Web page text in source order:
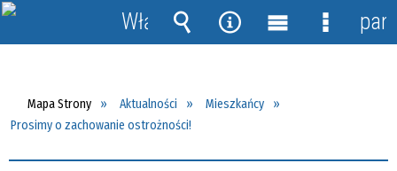
Mapa Strony Aktualności
Mieszkańcy
Prosimy o zachowanie ostrożności!
Włącz
powiadomienia
Wyszukiwarka
Narzędzia
MenuMenu